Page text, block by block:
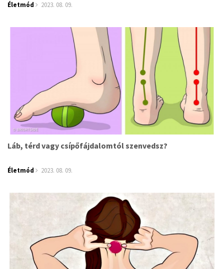
Életmód 2023. 08. 09.
Láb, térd vagy csípőfájdalomtól szenvedsz?
Életmód 2023. 08. 09.